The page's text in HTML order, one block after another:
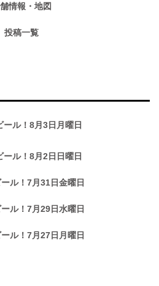
情報・地図
投稿一覧
ール！8月3日月曜日
ール！8月2日日曜日
ル！7月31日金曜日
ル！7月29日水曜日
ル！7月27日月曜日